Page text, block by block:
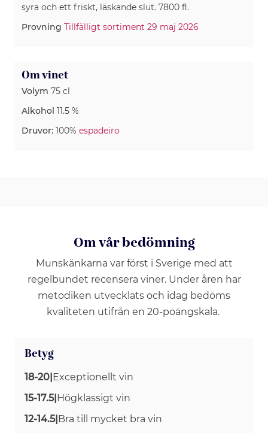
syra och ett friskt, läskande slut. 7800 fl.
Provning Tillfälligt sortiment 29 maj 2026
Om vinet
Volym 75 cl
Alkohol 11.5 %
Druvor: 100% espadeiro
Om vår bedömning
Munskänkarna var först i Sverige med att
regelbundet recensera viner. Under åren har
metodiken utvecklats och idag bedöms
kvaliteten utifrån en 20-poängskala.
Betyg
18-20 Exceptionellt vin
15-17.5| Högklassigt vin
12-14.5| Bra till mycket bra vin